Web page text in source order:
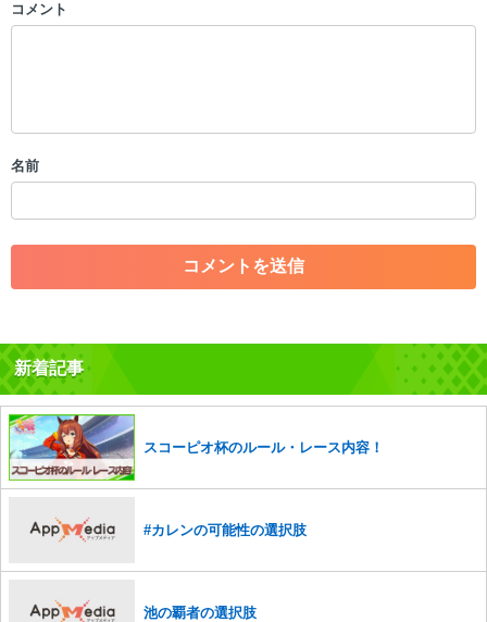
以下の書き込みを禁止とし、場合によってはコメント削除や書き込み制
・一度削除された投稿を再び投稿すること
・アカウントの売買など金銭が絡む内容の投稿
・各ゲームのネタバレを含む内容の投稿
・その他、管理者が不適切と判断した投稿
コメントの削除を申請する
※投稿内容を確認後、順次対応さ
せていただきます。ご了承ください。
※一度削除したコメントは復元ができませんのでご注意くだ
さい。
また、過度な利用規約の違反や、弊社に損害の及ぶ内容の書き込みがあ
かじめご理解くださいませ。
コメント
名前
新着記事
スコーピオ杯のルール・レース内容！
#カレンの可能性の選択肢
池の覇者の選択肢